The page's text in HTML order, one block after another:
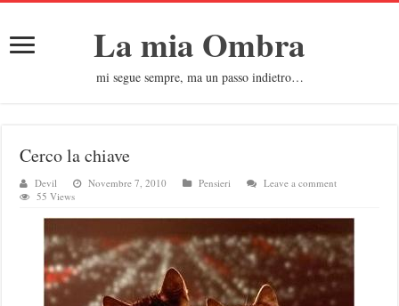
La mia Ombra
mi segue sempre, ma un passo indietro…
Cerco la chiave
Devil Novembre 7, 2010 Pensieri
Leave a comment
55 Views